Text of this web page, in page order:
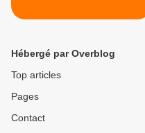
Hébergé par Overblog
Top articles
Pages
Contact